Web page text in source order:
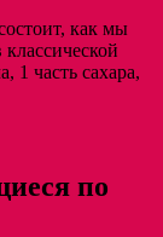
как мы
1 часть сахара,
по